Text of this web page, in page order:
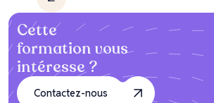
Cette
formation vous
intéresse ?
Contactez-nous